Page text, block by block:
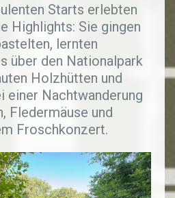
Starts erlebten
Highlights: Sie gingen
lernten
über den Nationalpark
Holzhütten und
einer Nachtwanderung
Fledermäuse und
Froschkonzert.